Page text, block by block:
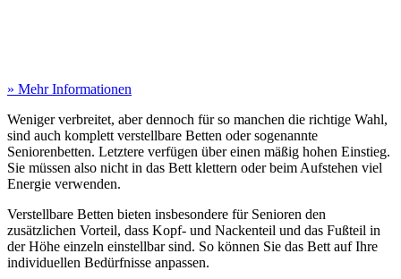
» Mehr Informationen
Weniger verbreitet, aber dennoch für so manchen die richtige Wahl,
sind auch komplett verstellbare Betten oder sogenannte
Seniorenbetten. Letztere verfügen über einen mäßig hohen Einstieg.
Sie müssen also nicht in das Bett klettern oder beim Aufstehen viel
Energie verwenden.
Verstellbare Betten bieten insbesondere für Senioren den
zusätzlichen Vorteil, dass Kopf- und Nackenteil und das Fußteil in
der Höhe einzeln einstellbar sind. So können Sie das Bett auf Ihre
individuellen Bedürfnisse anpassen.